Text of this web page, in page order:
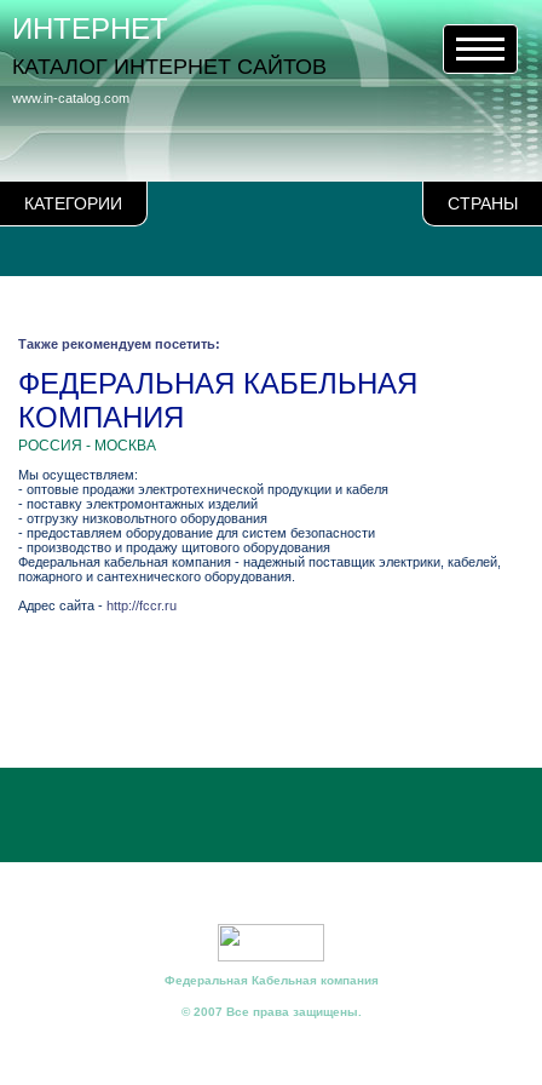
КАТЕГОРИИ СТРАНЫ
www.in-catalog.com
ИНТЕРНЕТ
КАТАЛОГ ИНТЕРНЕТ САЙТОВ
Также рекомендуем посетить:
ФЕДЕРАЛЬНАЯ КАБЕЛЬНАЯ
КОМПАНИЯ
РОССИЯ - МОСКВА
Мы осуществляем:
- оптовые продажи электротехнической продукции и кабеля
- поставку электромонтажных изделий
- отгрузку низковольтного оборудования
- предоставляем оборудование для систем безопасности
- производство и продажу щитового оборудования
Федеральная кабельная компания - надежный поставщик электрики, кабелей,
пожарного и сантехнического оборудования.
Адрес сайта - http://fccr.ru
Федеральная Кабельная компания
© 2007 Все права защищены.